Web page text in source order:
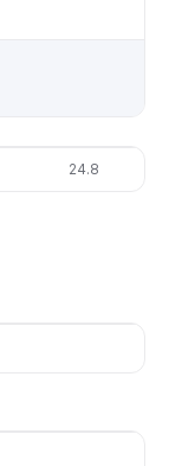
24.8